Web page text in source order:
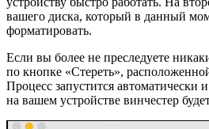
вашего диска, который в данный
форматировать.
Если вы более не преследуете
по кнопке «Стереть»,
Процесс запустится автоматически
на вашем устройстве винчестер